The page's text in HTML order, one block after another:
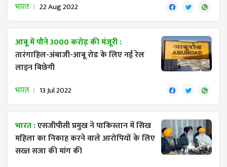
भारत 22 Aug 2022
आबू में पौने 3000 करोड़ की मंजूरी :
तारंगाहिल-अंबाजी-आबू रोड के लिए नई रेल
लाइन बिछेगी
भारत 13 Jul 2022
भारत :एसजीपीसी प्रमुख ने पाकिस्तान में सिख
महिला का निकाह करने वाले आरोपियों के लिए
सख्त सजा की मांग की